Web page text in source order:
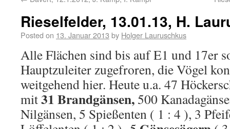
Rieselfelder, 13.01.13, H.
Posted on 13. Januar 2013 by Holger Lauruschkus
Alle Flächen sind bis auf E1 und 17er
Hauptzuleiter zugefroren, die Vögel
weitgehend hier. Heute u.a. 47
mit31 Brandgänsen, 500
Nilgänsen, 5 Spießenten ( 1 : 4 ), 3